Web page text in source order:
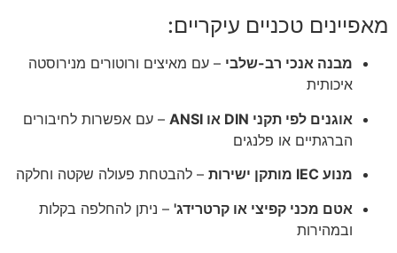
מאפיינים טכניים עיקריים:
מבנה אנכי רב-שלבי – עם מאיצים ורוטורים מנירוסטה
איכותית
אוגנים לפי תקני DIN או ANSI
– עם אפשרות לחיבורים
הברגתיים או פלנגים
מנוע IEC מותקן ישירות
– להבטחת פעולה שקטה וחלקה
אטם מכני קפיצי או קרטרידג' – ניתן להחלפה בקלות
ובמהירות